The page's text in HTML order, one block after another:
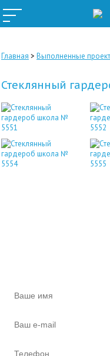
Главная > Выполненные
Стеклянный